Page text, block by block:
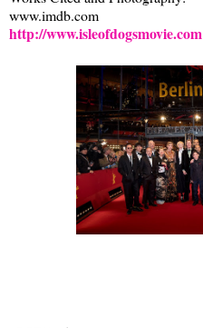
www.imdb.com
http://www.isleofdogsmovie.com